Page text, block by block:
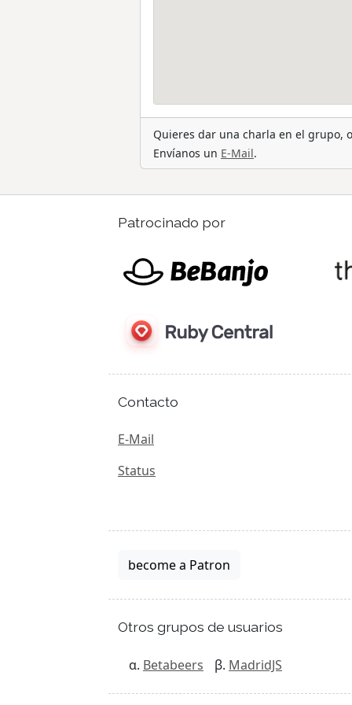
Quieres dar una charla en el grupo,
Envíanos un E-Mail.
Patrocinado por
Contacto
E-Mail
Status
become a Patron
Otros grupos de usuarios
Betabeers MadridJS